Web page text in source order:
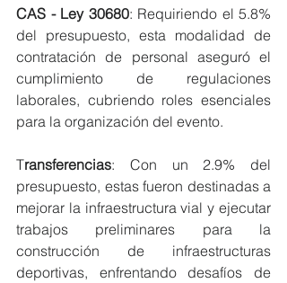
CAS - Ley 30680: Requiriendo el 5.8%
del presupuesto, esta modalidad de
contratación de personal aseguró el
cumplimiento de regulaciones
laborales, cubriendo roles esenciales
para la organización del evento.
Transferencias: Con un 2.9% del
presupuesto, estas fueron destinadas a
mejorar la infraestructura vial y ejecutar
trabajos preliminares para la
construcción de infraestructuras
deportivas, enfrentando desafíos de